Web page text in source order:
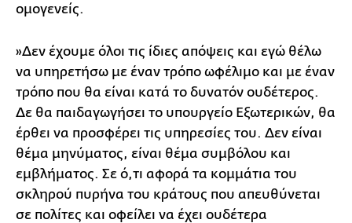
ομογενείς.
»Δεν έχουμε όλοι τις ίδιες απόψεις και εγώ θέλω
να υπηρετήσω με έναν τρόπο ωφέλιμο και με έναν
τρόπο που θα είναι κατά το δυνατόν ουδέτερος.
Δε θα παιδαγωγήσει το υπουργείο Εξωτερικών, θα
έρθει να προσφέρει τις υπηρεσίες του. Δεν είναι
θέμα μηνύματος, είναι θέμα συμβόλου και
εμβλήματος. Σε ό,τι αφορά τα κομμάτια του
σκληρού πυρήνα του κράτους που απευθύνεται
σε πολίτες και οφείλει να έχει ουδέτερα